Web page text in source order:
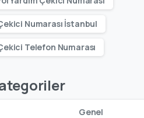
Numarası İstanbul
Telefon Numarası
Genel